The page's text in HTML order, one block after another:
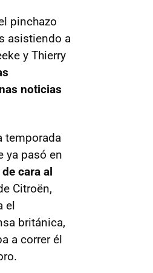
pinchazo
asistiendo a
y Thierry
noticias
temporada
ya pasó en
cara al
Citroën,
el
británica,
a correr él